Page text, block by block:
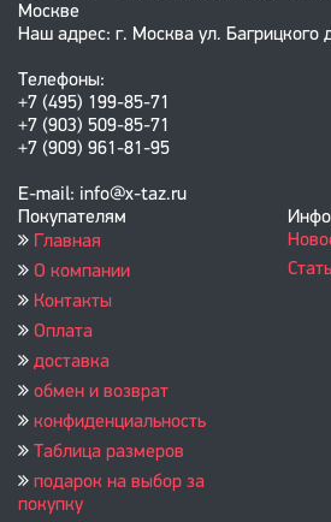
Москве
Наш адрес: г. Москва ул. Багрицкого
Телефоны:
+7 (495) 199-85-71
+7 (903) 509-85-71
+7 (909) 961-81-95
E-mail: info@x-taz.ru
Покупателям
Главная
О компании
Контакты
Оплата
доставка
обмен и возврат
конфиденциальность
Таблица размеров
подарок на выбор за
покупку